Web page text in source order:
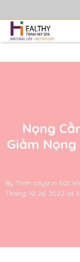
Nọng
Giảm Nọng
By Trinh saya in Sức
Tháng 10 26, 2022 at